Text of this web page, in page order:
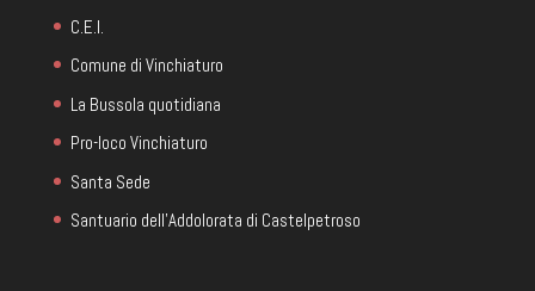
C.E.I.
Comune di Vinchiaturo
La Bussola quotidiana
Pro-loco Vinchiaturo
Santa Sede
Santuario dell'Addolorata di Castelpetroso